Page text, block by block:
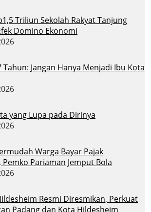
Triliun Sekolah Rakyat Tanjung
Domino Ekonomi
Tahun: Jangan Hanya Menjadi Ibu Kota
yang Lupa pada Dirinya
Warga Bayar Pajak
Pemko Pariaman Jemput Bola
Resmi Diresmikan, Perkuat
Padang dan Kota Hildesheim